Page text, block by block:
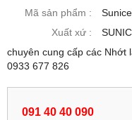
Mã sản phẩm :
Xuất xứ :
chuyên cung cấp các Nhớt
0933 677 826
091 40 40 090